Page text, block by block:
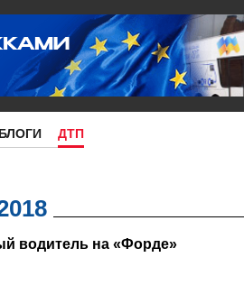
БЛОГИ ДТП
водитель на «Форде»